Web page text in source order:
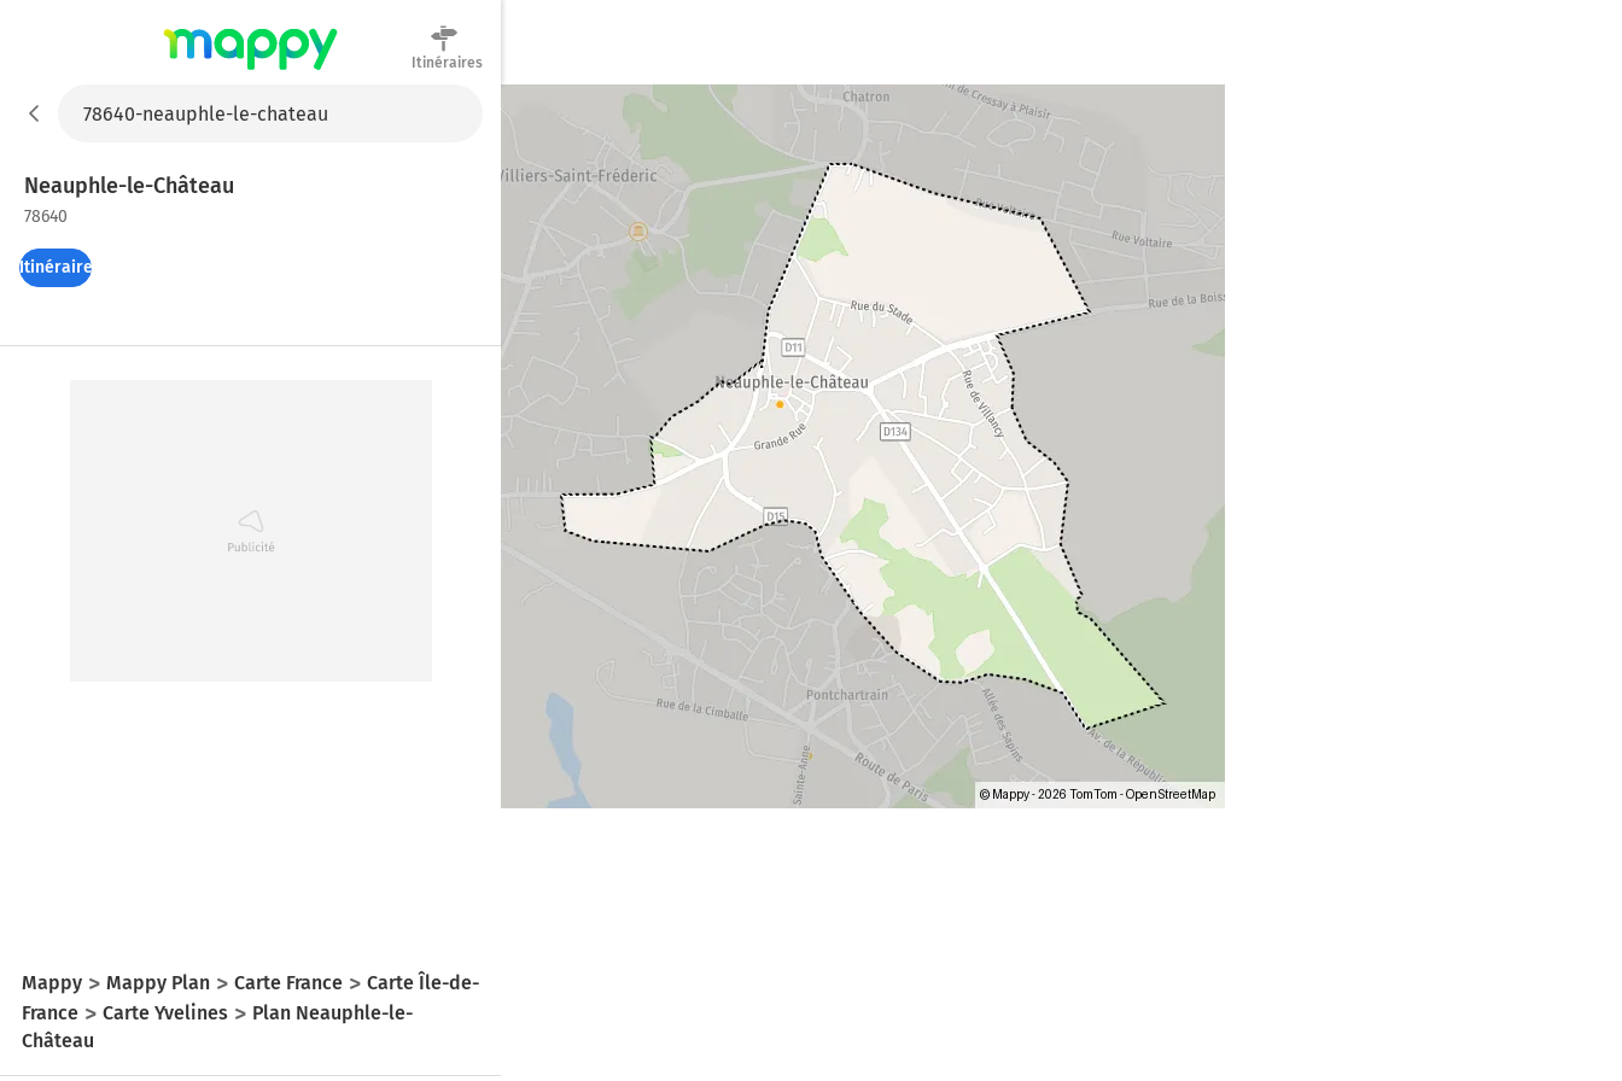
Itinéraires
Neauphle-le-Château
78640
Itinéraires
Mappy Mappy Plan Carte France
Carte Île-de-
France
Carte Yvelines
Plan Neauphle-le-
Château